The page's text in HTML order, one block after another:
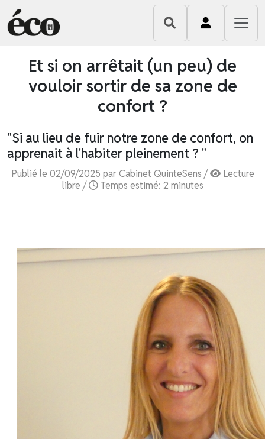
Et si on arrêtait (un peu) de
vouloir sortir de sa zone de
confort ?
"Si au lieu de fuir notre zone de confort, on
apprenait à l'habiter pleinement ? "
Publié le 02/09/2025 par Cabinet QuinteSens /
Lecture
libre /
Temps estimé: 2 minutes